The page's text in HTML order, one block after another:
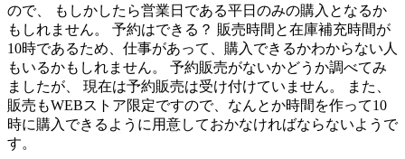
ので、 もしかしたら営業日である平日のみの購入となるか
もしれません。 予約はできる？ 販売時間と在庫補充時間が
10時であるため、仕事があって、購入できるかわからない人
もいるかもしれません。 予約販売がないかどうか調べてみ
ましたが、 現在は予約販売は受け付けていません。 また、
販売もWEBストア限定ですので、なんとか時間を作って10
時に購入できるように用意しておかなければならないようで
す。